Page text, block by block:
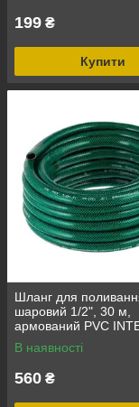
199 ₴
Купити
Шланг для
шаровий 1/2", 30 м,
армований PVC
GE-4025
В наявності
560 ₴